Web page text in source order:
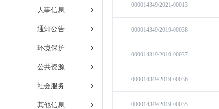
人事信息
通知公告
环境保护
公共资源
社会服务
其他信息